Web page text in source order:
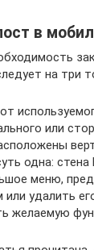
в
на три
или
одна:
меню,
удалить
желаемую